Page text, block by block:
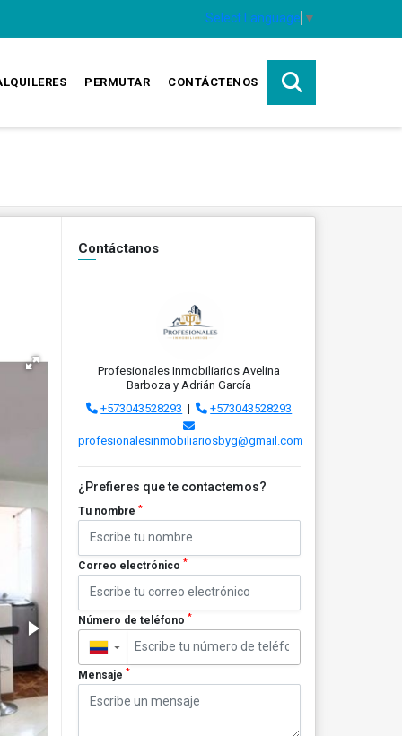
Select Language ▼
PERMUTAR CONTÁCTENOS
Contáctanos
Profesionales Inmobiliarios Avelina
Barboza y Adrián García
+573043528293 | +573043528293
profesionalesinmobiliariosbyg@gmail.com
¿Prefieres que te contactemos?
Tu nombre *
Correo electrónico *
Número de teléfono *
▼
Mensaje *